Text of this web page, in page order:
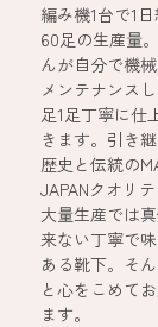
編み機1台で1
60足の生産量
んが自分で機
メンテナンス
足1足丁寧に仕
きます。引き
歴史と伝統の
JAPANクオリテ
大量生産では
来ない丁寧で
ある靴下。そ
と心をこめて
ます。